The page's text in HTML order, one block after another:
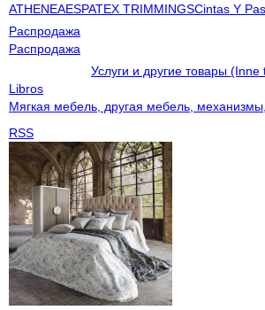
ATHENEAESPATEX TRIMMINGSCintas Y
Распродажа
Распродажа
Услуги и другие товары (Inne
Libros
Мягкая мебель, другая мебель,
RSS